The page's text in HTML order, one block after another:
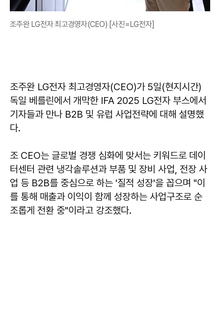
조주완 LG전자 최고경영자(CEO) [사진=LG전자]
조주완 LG전자 최고경영자(CEO)가 5일(현지시간)
독일 베를린에서 개막한 IFA 2025 LG전자 부스에서
기자들과 만나 B2B 및 유럽 사업전략에 대해 설명했
다.
조 CEO는 글로벌 경쟁 심화에 맞서는 키워드로 데이
터센터 관련 냉각솔루션과 부품 및 장비 사업, 전장 사
업 등 B2B를 중심으로 하는 '질적 성장'을 꼽으며 "이
를 통해 매출과 이익이 함께 성장하는 사업구조로 순
조롭게 전환 중"이라고 강조했다.